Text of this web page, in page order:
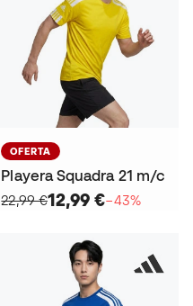
OFERTA
Playera Squadra 21 m/c
22,99 €12,99 €−43%